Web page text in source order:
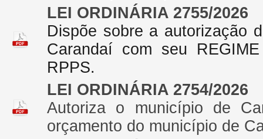
LEI ORDINÁRIA 2755/2026
Dispõe sobre a autorização
Carandaí com seu
RPPS.
LEI ORDINÁRIA 2754/2026
Autoriza o município de
orçamento do município de